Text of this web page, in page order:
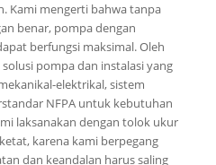
Kami mengerti bahwa tanpa
benar, pompa dengan
berfungsi maksimal. Oleh
pompa dan instalasi yang
elektrikal, sistem
NFPA untuk kebutuhan
laksanakan dengan tolok ukur
karena kami berpegang
dan keandalan harus saling